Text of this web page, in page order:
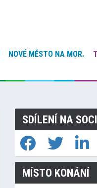
NOVÉ MĚSTO NA MOR.
SDÍLENÍ NA
MÍSTO KONÁNÍ